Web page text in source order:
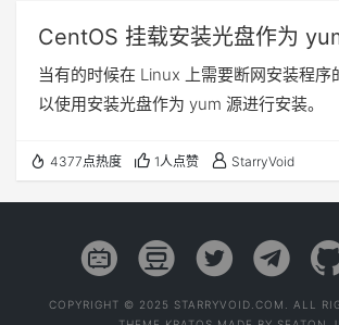
CentOS 挂载安装光盘作为
当有的时候在 Linux 上需要断网安装程序
以使用安装光盘作为 yum 源进行安装。
4377点热度 1人点赞 StarryVoid
COPYRIGHT © 2025 STARRYVOID.COM. ALL